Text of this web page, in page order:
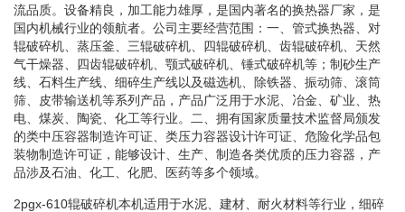
流品质。设备精良，加工能力雄厚，是国内著名的换热器厂家，是
国内机械行业的领航者。公司主要经营范围：一、管式换热器、对
辊破碎机、蒸压釜、三辊破碎机、四辊破碎机、齿辊破碎机、天然
气干燥器、四齿辊破碎机、颚式破碎机、锤式破碎机等；制砂生产
线、石料生产线、细碎生产线以及磁选机、除铁器、振动筛、滚筒
筛、皮带输送机等系列产品，产品广泛用于水泥、冶金、矿业、热
电、煤炭、陶瓷、化工等行业。二、拥有国家质量技术监督局颁发
的类中压容器制造许可证、类压力容器设计许可证、危险化学品包
装物制造许可证，能够设计、生产、制造各类优质的压力容器，产
品涉及石油、化工、化肥、医药等多个领域。
2pgx-610辊破碎机本机适用于水泥、建材、耐火材料等行业，细碎